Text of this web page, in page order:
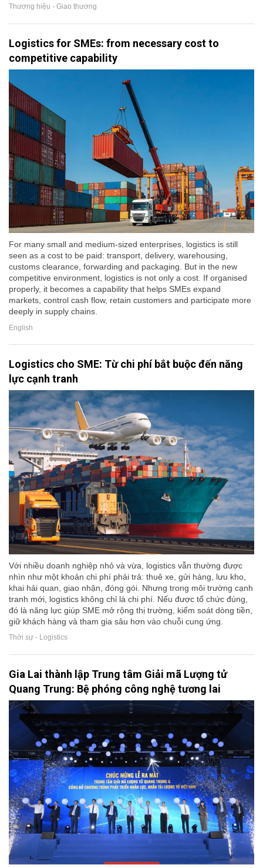
Thương hiệu - Giao thương
Logistics for SMEs: from necessary cost to
competitive capability
For many small and medium-sized enterprises, logistics is still
seen as a cost to be paid: transport, delivery, warehousing,
customs clearance, forwarding and packaging. But in the new
competitive environment, logistics is not only a cost. If organised
properly, it becomes a capability that helps SMEs expand
markets, control cash flow, retain customers and participate more
deeply in supply chains.
English
Logistics cho SME: Từ chi phí bắt buộc đến năng
lực cạnh tranh
Với nhiều doanh nghiệp nhỏ và vừa, logistics vẫn thường được
nhìn như một khoản chi phí phải trả: thuê xe, gửi hàng, lưu kho,
khai hải quan, giao nhận, đóng gói. Nhưng trong môi trường cạnh
tranh mới, logistics không chỉ là chi phí. Nếu được tổ chức đúng,
đó là năng lực giúp SME mở rộng thị trường, kiểm soát dòng tiền,
giữ khách hàng và tham gia sâu hơn vào chuỗi cung ứng.
Thời sự - Logistics
Gia Lai thành lập Trung tâm Giải mã Lượng tử
Quang Trung: Bệ phóng công nghệ tương lai